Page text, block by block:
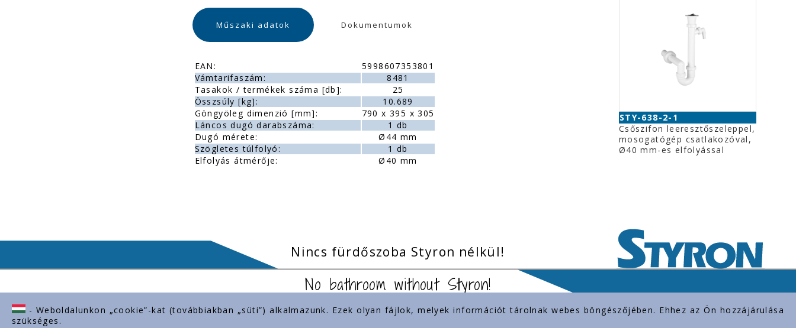
Műszaki adatok Dokumentumok
EAN:
5998607353801
Vámtarifaszám:
8481
Tasakok / termékek száma [db]:
25
Összsúly [kg]:
10.689
Göngyöleg dimenzió [mm]:
790 x 395 x 305
Láncos dugó darabszáma:
1 db
Dugó mérete:
Ø44 mm
Szögletes túlfolyó:
1 db
Elfolyás átmérője:
Ø40 mm
STY-638-2-1
Csőszifon leeresztőszeleppel,
mosogatógép csatlakozóval,
Ø40 mm-es elfolyással
Nincs fürdőszoba Styron nélkül!
No bathroom without Styron!
Lépjen kapcsolatba velünk Fontos linkek Jelenlétünk
- Weboldalunkon „cookie”-kat (továbbiakban „süti”) alkalmazunk. Ezek olyan fájlok, melyek információt tárolnak webes böngészőjében. Ehhez az Ön hozzájárulása
szükséges.